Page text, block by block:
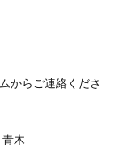
からご連絡くださ
木